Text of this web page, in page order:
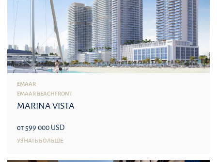
EMAAR
EMAAR BEACHFRONT
MARINA VISTA
от 599 000 USD
УЗНАТЬ БОЛЬШЕ